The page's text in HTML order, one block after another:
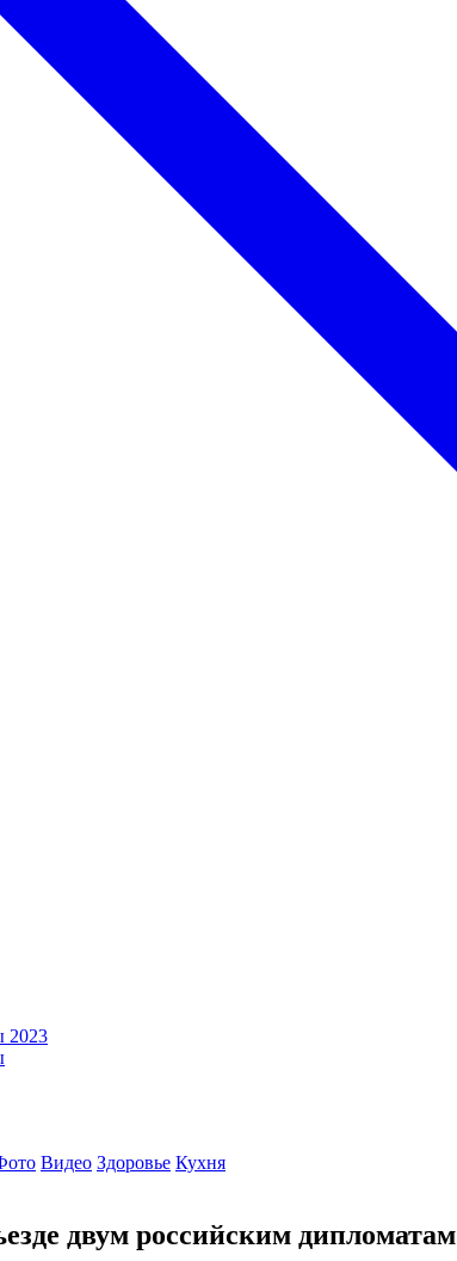
2023
Видео Здоровье Кухня
двум российским дипломатам